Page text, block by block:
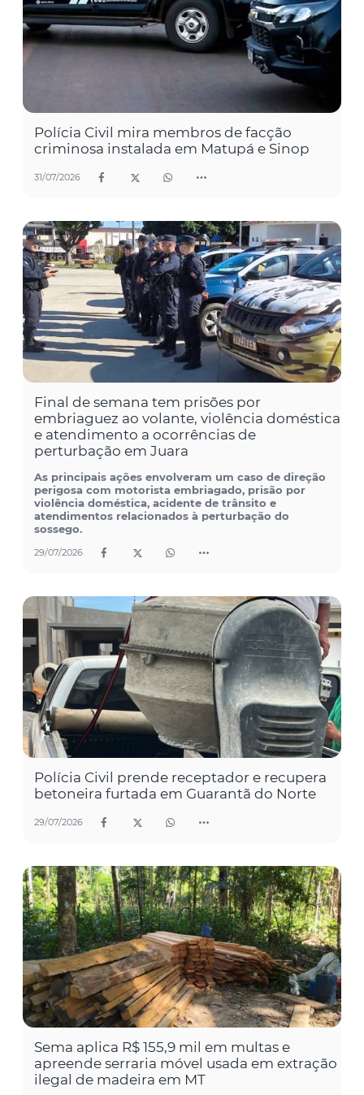
Polícia Civil mira membros de facção
criminosa instalada em Matupá e Sinop
31/07/2026
Final de semana tem prisões por
embriaguez ao volante, violência doméstica
e atendimento a ocorrências de
perturbação em Juara
As principais ações envolveram um caso de direção
perigosa com motorista embriagado, prisão por
violência doméstica, acidente de trânsito e
atendimentos relacionados à perturbação do
sossego.
29/07/2026
Polícia Civil prende receptador e recupera
betoneira furtada em Guarantã do Norte
29/07/2026
Sema aplica R$ 155,9 mil em multas e
apreende serraria móvel usada em extração
ilegal de madeira em MT